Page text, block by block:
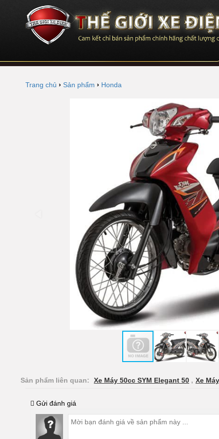
Trang chủ › Sản phẩm › Honda
Sản phẩm liên quan: Xe Máy 50cc SYM Elegant 50 , Xe
Gửi đánh giá